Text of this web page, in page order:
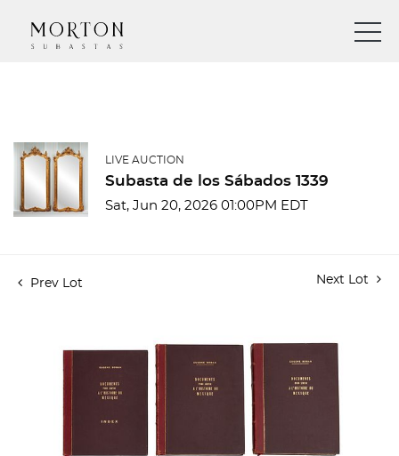
LIVE AUCTION
Subasta de los Sábados 1339
Sat, Jun 20, 2026 01:00PM EDT
Prev Lot Next Lot